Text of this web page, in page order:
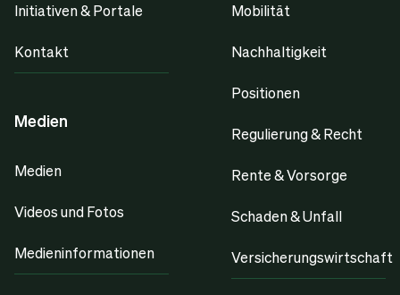
Initiativen & Portale
Kontakt
Medien
Medien
Videos und Fotos
Medieninformationen
Mobilität
Nachhaltigkeit
Positionen
Regulierung & Recht
Rente & Vorsorge
Schaden & Unfall
Versicherungswirtschaft